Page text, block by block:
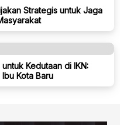
Strategis untuk Jaga
Kedutaan di IKN:
Kota Baru